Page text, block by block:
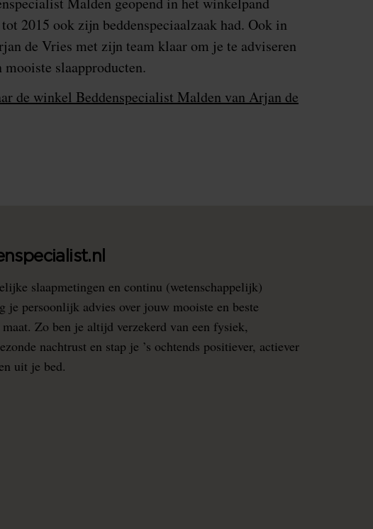
2015 ook zijn beddenspeciaalzaak had. Ook in
de Vries met zijn team klaar om je te adviseren
mooiste slaapproducten.
de winkel Beddenspecialist Malden van Arjan de
slaapmetingen en continu (wetenschappelijk)
je persoonlijk advies over jouw mooiste en beste
Zo ben je altijd verzekerd van een fysiek,
nachtrust en stap je ’s ochtends positiever, actiever
uit je bed.